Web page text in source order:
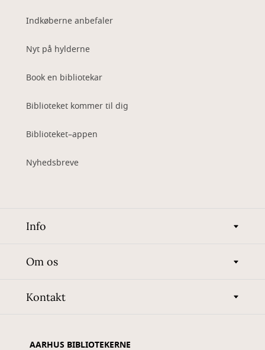
Indkøberne anbefaler
Nyt på hylderne
Book en bibliotekar
Biblioteket kommer til dig
Biblioteket–appen
Nyhedsbreve
Info
Om os
Kontakt
AARHUS BIBLIOTEKERNE